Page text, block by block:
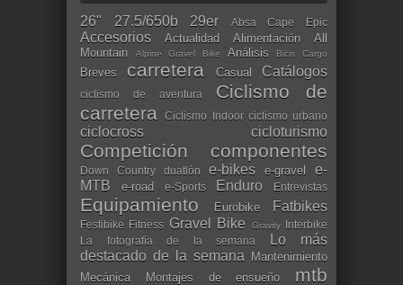
26" 27.5/650b 29er Absa Cape Epic
Accesorios Actualidad Alimentación
All
Mountain
Alpine Gravel Bike Análisis Bicis Cargo
Breves carretera Casual Catálogos
ciclismo de aventura
Ciclismo de
carretera
Ciclismo Indoor ciclismo urbano
ciclocross cicloturismo
Competición componentes
Down Country duatlón e-bikes e-gravel
e-
MTB
e-road e-Sports Enduro Entrevistas
Equipamiento Eurobike Fatbikes
Festibike Fitness Gravel Bike Gravity Interbike
La fotografía de la semana
Lo más
destacado de la semana Mantenimiento
Mecánica
Montajes de ensueño mtb